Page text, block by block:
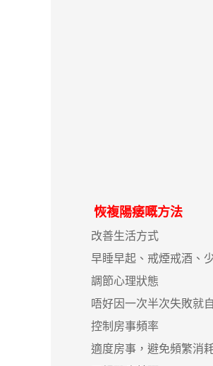
恢複陽痿嘅方法
改善生活方式
早睡早起、戒煙戒酒、少
調節心理狀態
唔好因一次半次失敗就自
控制房事頻率
適度房事，避免頻繁消耗